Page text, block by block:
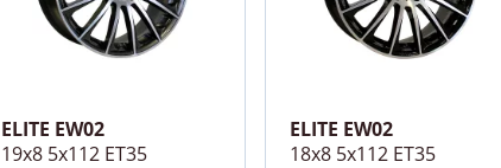
ELITE EW02
19x8 5x112 ET35
ELITE EW02
18x8 5x112 ET35